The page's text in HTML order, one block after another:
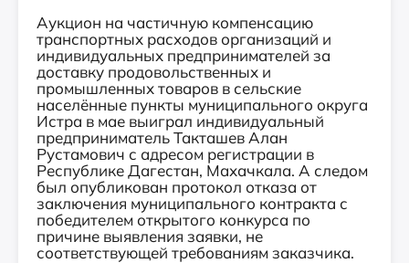
Аукцион на частичную компенсацию
транспортных расходов организаций и
индивидуальных предпринимателей за
доставку продовольственных и
промышленных товаров в сельские
населённые пункты муниципального округа
Истра в мае выиграл индивидуальный
предприниматель Такташев Алан
Рустамович с адресом регистрации в
Республике Дагестан, Махачкала. А следом
был опубликован протокол отказа от
заключения муниципального контракта с
победителем открытого конкурса по
причине выявления заявки, не
соответствующей требованиям заказчика.